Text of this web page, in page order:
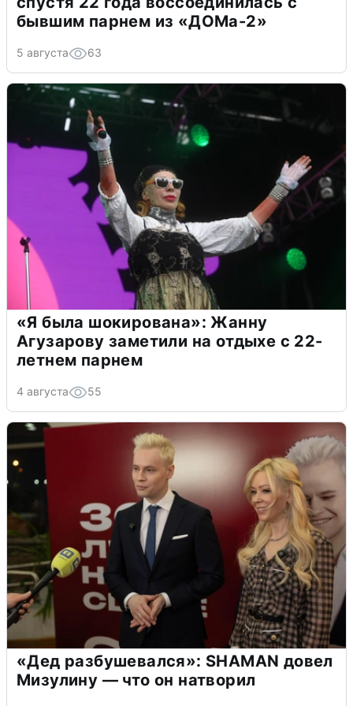
бывшим парнем из «ДОМа-2»
5 августа 63
«Я была шокирована»: Жанну
Агузарову заметили на отдыхе с 22-
летнем парнем
4 августа 55
«Дед разбушевался»: SHAMAN довел
Мизулину — что он натворил